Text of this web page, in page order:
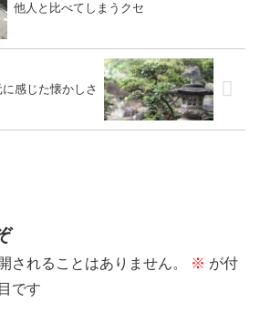
他人と比べてしまうクセ
感じた懐かしさ
されることはありません。 ※ が付
です